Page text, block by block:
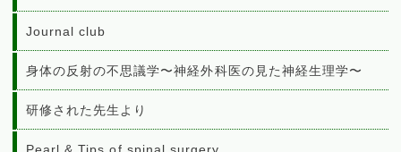
Journal club
身体の反射の不思議学〜神経外科医の見た神経生理学〜
研修された先生より